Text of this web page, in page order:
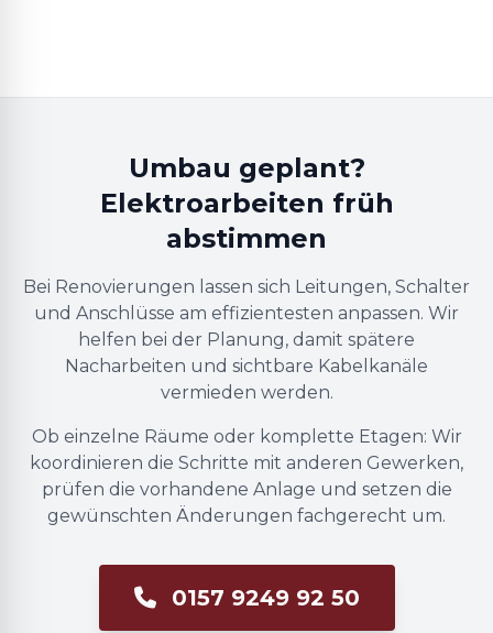
Umbau geplant?
Elektroarbeiten früh
abstimmen
Bei Renovierungen lassen sich Leitungen, Schalter
und Anschlüsse am effizientesten anpassen. Wir
helfen bei der Planung, damit spätere
Nacharbeiten und sichtbare Kabelkanäle
vermieden werden.
Ob einzelne Räume oder komplette Etagen: Wir
koordinieren die Schritte mit anderen Gewerken,
prüfen die vorhandene Anlage und setzen die
gewünschten Änderungen fachgerecht um.
0157 9249 92 50